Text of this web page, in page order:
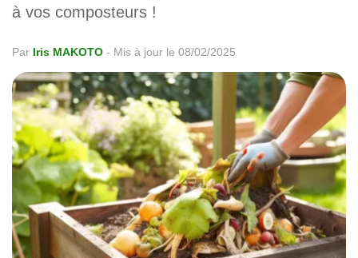
à vos composteurs !
Par Iris MAKOTO - Mis à jour le 08/02/2025